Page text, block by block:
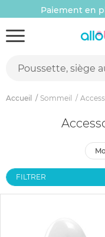
Paiement en
Accueil Sommeil
FILTRER